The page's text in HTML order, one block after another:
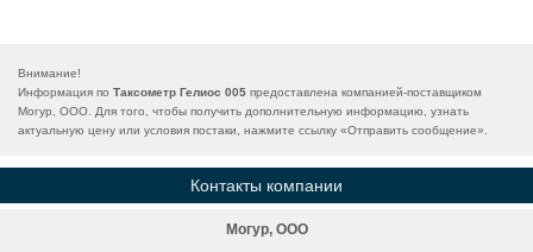
Внимание!
Информация по Таксометр Гелиос 005 предоставлена компанией-поставщиком
Могур, ООО. Для того, чтобы получить дополнительную информацию, узнать
актуальную цену или условия постаки, нажмите ссылку «Отправить сообщение».
Контакты компании
Могур, ООО